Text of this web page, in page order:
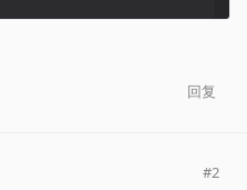
回复
#2